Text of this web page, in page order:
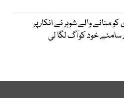
منانے والے شوہر نے انکار پر
خود کو آگ لگا لی